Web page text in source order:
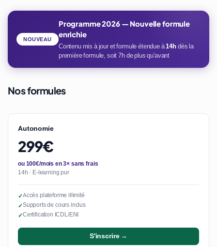
Programme 2026 — Nouvelle formule
enrichie
Contenu mis à jour et formule étendue à14hdès la
première formule, soit 7h de plus qu'avant
NOUVEAU
Nos formules
Autonomie
299€
ou 100€/mois en 3× sans frais
14h · E-learning pur
✓Accès plateforme illimité
✓Supports de cours inclus
✓Certification ICDL/ENI
S'inscrire →